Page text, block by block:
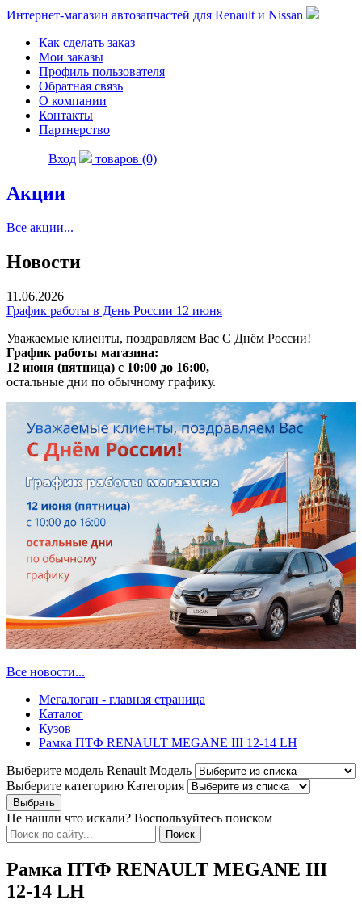
Интернет-магазин автозапчастей для Renault и Nissan
Как сделать заказ
Мои заказы
Профиль пользователя
Обратная связь
О компании
Контакты
Партнерство
Вход товаров (0)
Акции
Все акции...
Новости
11.06.2026
График работы в День России 12 июня
Уважаемые клиенты, поздравляем Вас С Днём России!
График работы магазина:
12 июня (пятница) с 10:00 до 16:00,
остальные дни по обычному графику.
Все новости...
Мегалоган - главная страница
Каталог
Кузов
Рамка ПТФ RENAULT MEGANE III 12-14 LH
Выберите модель Renault Модель
Выберите категорию Категория
Не нашли что искали? Воспользуйтесь поиском
Рамка ПТФ RENAULT MEGANE III
12-14 LH